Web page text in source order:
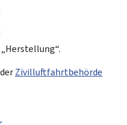
Zivilluftfahrtbehörde